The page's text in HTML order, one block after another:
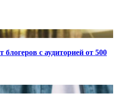
с аудиторией от 500